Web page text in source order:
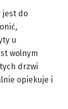
jest do
u
wolnym
drzwi
opiekuje i